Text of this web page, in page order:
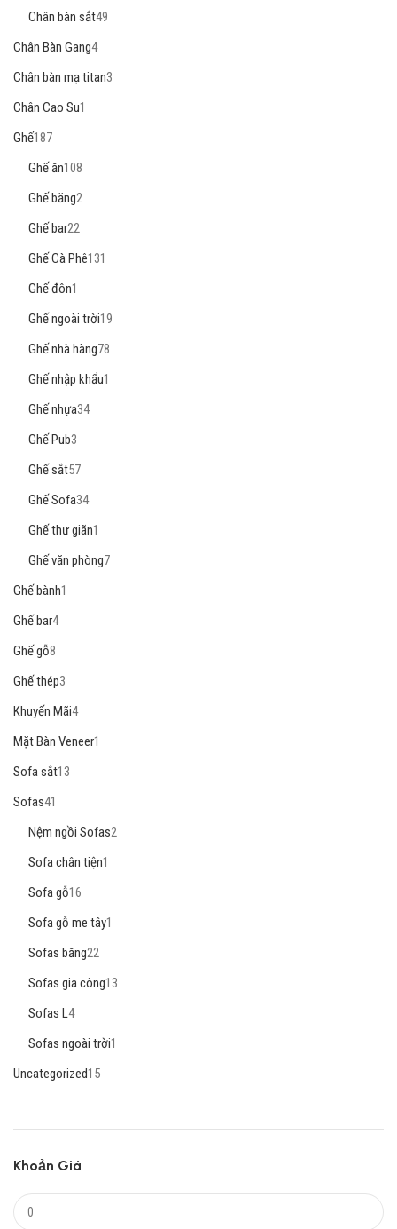
Chân bàn sắt49
Chân Bàn Gang4
Chân bàn mạ titan3
Chân Cao Su1
Ghế187
Ghế ăn108
Ghế băng2
Ghế bar22
Ghế Cà Phê131
Ghế đôn1
Ghế ngoài trời19
Ghế nhà hàng78
Ghế nhập khẩu1
Ghế nhựa34
Ghế Pub3
Ghế sắt57
Ghế Sofa34
Ghế thư giãn1
Ghế văn phòng7
Ghế bành1
Ghế bar4
Ghế gỗ8
Ghế thép3
Khuyến Mãi4
Mặt Bàn Veneer1
Sofa sắt13
Sofas41
Nệm ngồi Sofas2
Sofa chân tiện1
Sofa gỗ16
Sofa gỗ me tây1
Sofas băng22
Sofas gia công13
Sofas L4
Sofas ngoài trời1
Uncategorized15
Khoản Giá